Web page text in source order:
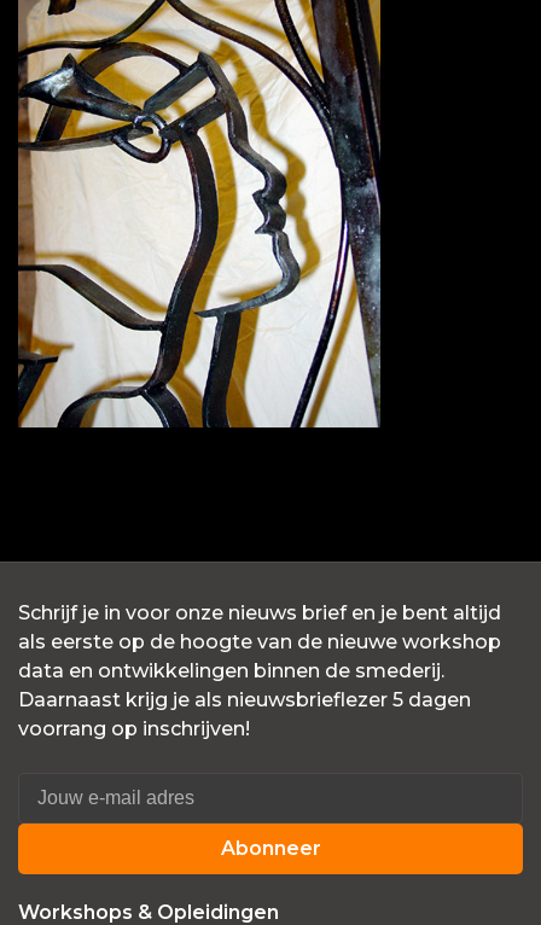
Schrijf je in voor onze nieuws brief en je bent altijd
als eerste op de hoogte van de nieuwe workshop
data en ontwikkelingen binnen de smederij.
Daarnaast krijg je als nieuwsbrieflezer 5 dagen
voorrang op inschrijven!
Abonneer
Workshops & Opleidingen